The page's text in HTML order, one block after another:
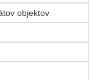
objektov